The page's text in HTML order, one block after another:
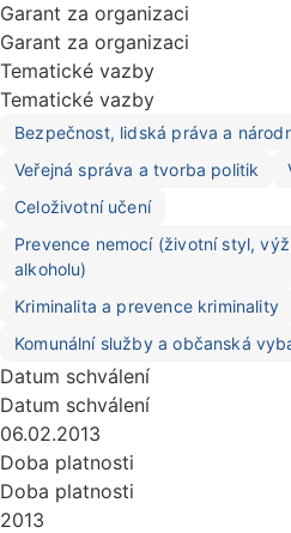
Garant za organizaci
Garant za organizaci
Tematické vazby
Tematické vazby
Bezpečnost, lidská práva a
Veřejná správa a tvorba politik
Celoživotní učení
Prevence nemocí (životní styl,
alkoholu)
Kriminalita a prevence kriminality
Komunální služby a občanská
Datum schválení
Datum schválení
06.02.2013
Doba platnosti
Doba platnosti
2013